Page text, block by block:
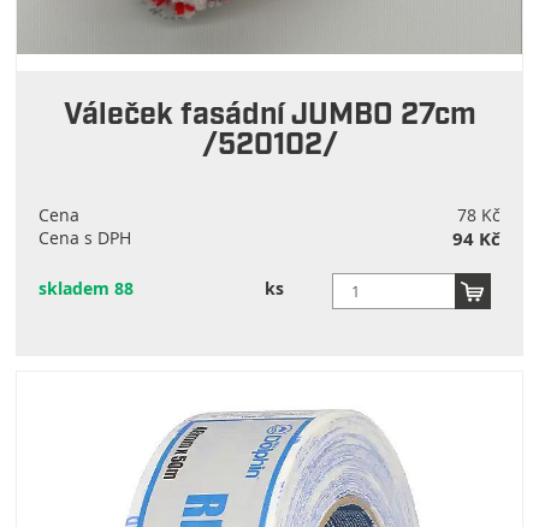
Váleček fasádní JUMBO 27cm
/520102/
Cena
78 Kč
Cena s DPH
94 Kč
skladem 88 ks